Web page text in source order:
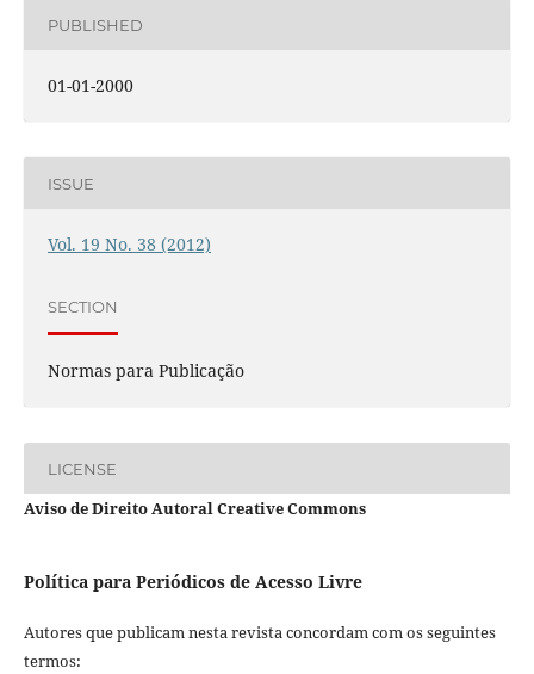
PUBLISHED
01-01-2000
ISSUE
Vol. 19 No. 38 (2012)
SECTION
Normas para Publicação
LICENSE
Aviso de Direito Autoral Creative Commons
Política para Periódicos de Acesso Livre
Autores que publicam nesta revista concordam com os seguintes
termos: